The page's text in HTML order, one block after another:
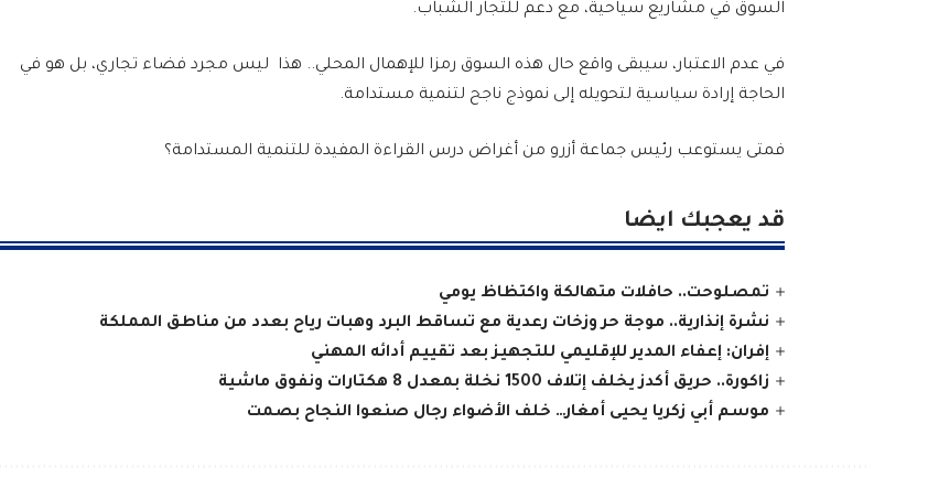
السوق في مشاريع سياحية، مع دعم للتجار الشباب.
في عدم الاعتبار، سيبقى واقع حال هذه السوق رمزا للإهمال المحلي.. هذا ليس مجرد فضاء تجاري، بل هو في
الحاجة إرادة سياسية لتحويله إلى نموذج ناجح لتنمية مستدامة.
فمتى يستوعب رئيس جماعة أزرو من أغراض درس القراءة المفيدة للتنمية المستدامة؟
قد يعجبك ايضا
تمصلوحت.. حافلات متهالكة واكتظاظ يومي
نشرة إنذارية.. موجة حر وزخات رعدية مع تساقط البرد وهبات رياح بعدد من مناطق المملكة
إفران: إعفاء المدير للإقليمي للتجهيز بعد تقييم أدائه المهني
زاكورة.. حريق أكدز يخلف إتلاف 1500 نخلة بمعدل 8 هكتارات ونفوق ماشية
موسم أبي زكريا يحيى أمغار… خلف الأضواء رجال صنعوا النجاح بصمت